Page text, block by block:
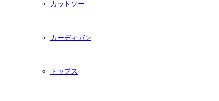
カットソー
カーディガン
トップス